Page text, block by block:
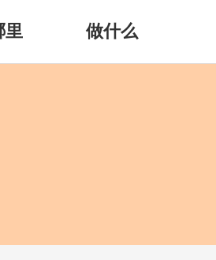
里 做什么